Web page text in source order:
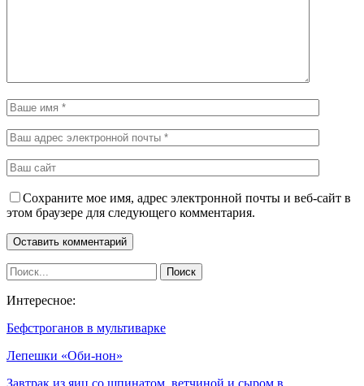
Сохраните мое имя, адрес электронной почты и веб-сайт в
этом браузере для следующего комментария.
Интересное:
Бефстроганов в мультиварке
Лепешки «Оби-нон»
Завтрак из яиц со шпинатом, ветчиной и сыром в